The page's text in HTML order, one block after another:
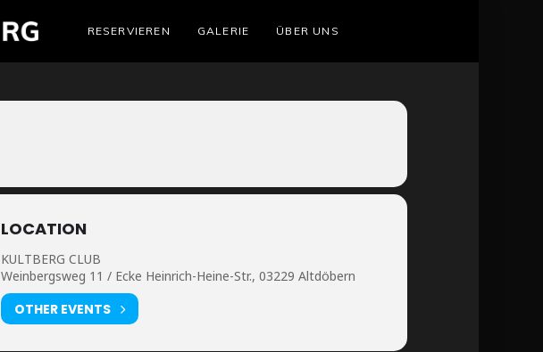
RESERVIEREN GALERIE ÜBER UNS
LOCATION
KULTBERG CLUB
Weinbergsweg 11 / Ecke Heinrich-Heine-Str., 03229 Altdöbern
OTHER EVENTS